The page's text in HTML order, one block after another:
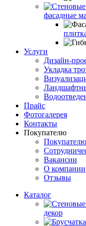
фасадные
Услуги
Дизайн-
Укладка
Прайс
Фотогалерея
Контакты
Покупателю
Покупателю
Вакансии
О компании
Отзывы
Каталог
декор